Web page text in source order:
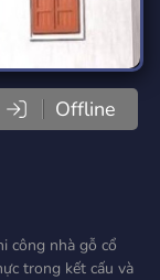
Offline
công nhà gỗ cổ
trong kết cấu và